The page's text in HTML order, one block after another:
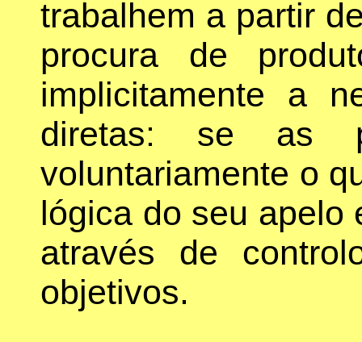
trabalhem a partir
procura de
implicitamente a
diretas: se as
voluntariamente o
lógica do seu apelo
através de
objetivos.